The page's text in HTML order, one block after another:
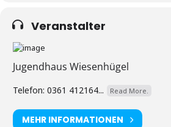
Veranstalter
Jugendhaus Wiesenhügel
Telefon: 0361 412164... Read More.
MEHR INFORMATIONEN